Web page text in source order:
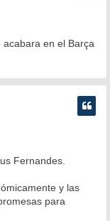
en el Barça
Fernandes.
y las
para